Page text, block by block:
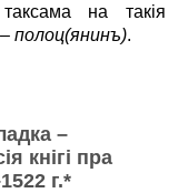
на такія
–полоц(янинъ).
–
кнігі пра
г.*